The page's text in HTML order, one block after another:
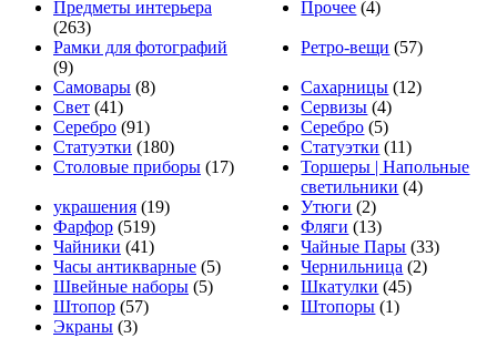
Предметы интерьера
(263)
Прочее (4)
Рамки для фотографий
(9)
Ретро-вещи (57)
Самовары (8) Сахарницы (12)
Свет (41) Сервизы (4)
Серебро (91) Серебро (5)
Статуэтки (180) Статуэтки (11)
Столовые приборы (17)
Торшеры | Напольные
светильники (4)
украшения (19) Утюги (2)
Фарфор (519) Фляги (13)
Чайники (41) Чайные Пары (33)
Часы антикварные (5) Чернильница (2)
Швейные наборы (5) Шкатулки (45)
Штопор (57) Штопоры (1)
Экраны (3)